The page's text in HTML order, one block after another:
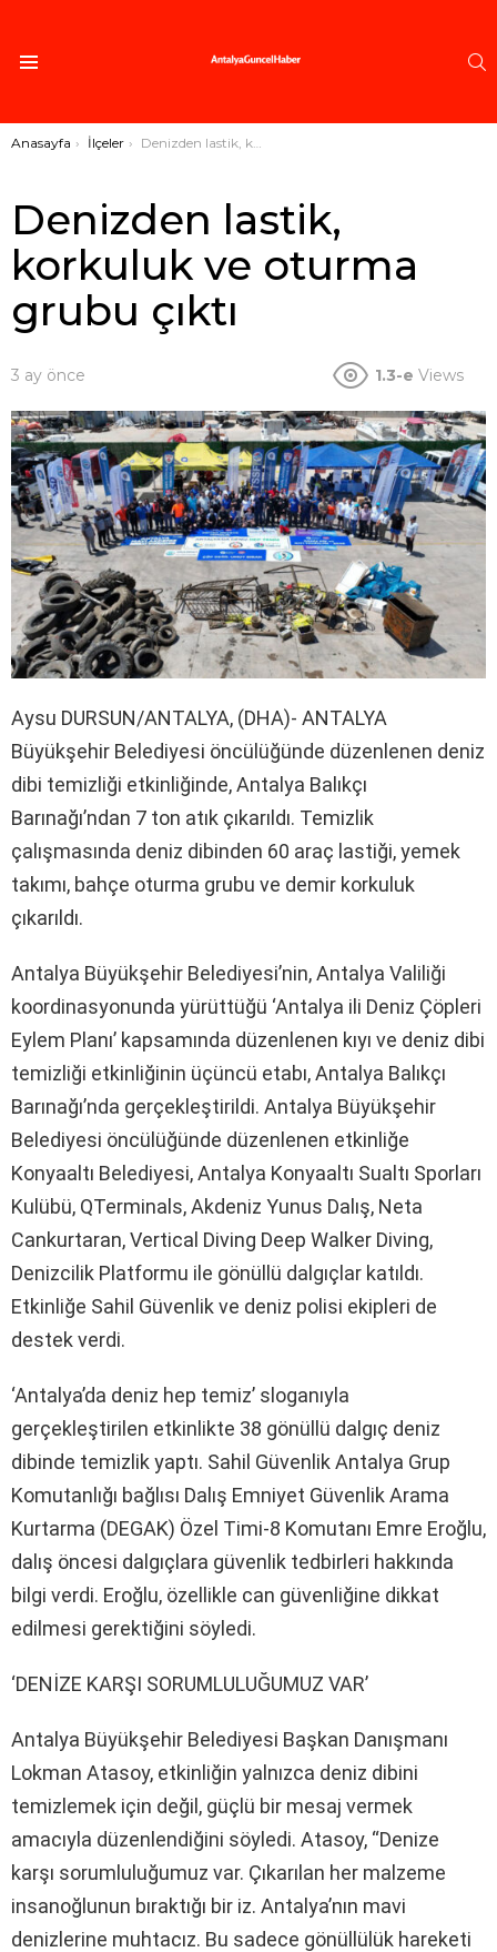
Buradasınız:
Anasayfa İlçeler Denizden lastik, korkuluk ve oturma grubu çıktı
Denizden lastik,
korkuluk ve oturma
grubu çıktı
3 ay önce 1.3-e Views
Aysu DURSUN/ANTALYA, (DHA)- ANTALYA
Büyükşehir Belediyesi öncülüğünde düzenlenen deniz
dibi temizliği etkinliğinde, Antalya Balıkçı
Barınağı’ndan 7 ton atık çıkarıldı. Temizlik
çalışmasında deniz dibinden 60 araç lastiği, yemek
takımı, bahçe oturma grubu ve demir korkuluk
çıkarıldı.
Antalya Büyükşehir Belediyesi’nin, Antalya Valiliği
koordinasyonunda yürüttüğü ‘Antalya ili Deniz Çöpleri
Eylem Planı’ kapsamında düzenlenen kıyı ve deniz dibi
temizliği etkinliğinin üçüncü etabı, Antalya Balıkçı
Barınağı’nda gerçekleştirildi. Antalya Büyükşehir
Belediyesi öncülüğünde düzenlenen etkinliğe
Konyaaltı Belediyesi, Antalya Konyaaltı Sualtı Sporları
Kulübü, QTerminals, Akdeniz Yunus Dalış, Neta
Cankurtaran, Vertical Diving Deep Walker Diving,
Denizcilik Platformu ile gönüllü dalgıçlar katıldı.
Etkinliğe Sahil Güvenlik ve deniz polisi ekipleri de
destek verdi.
‘Antalya’da deniz hep temiz’ sloganıyla
gerçekleştirilen etkinlikte 38 gönüllü dalgıç deniz
dibinde temizlik yaptı. Sahil Güvenlik Antalya Grup
Komutanlığı bağlısı Dalış Emniyet Güvenlik Arama
Kurtarma (DEGAK) Özel Timi-8 Komutanı Emre Eroğlu,
dalış öncesi dalgıçlara güvenlik tedbirleri hakkında
bilgi verdi. Eroğlu, özellikle can güvenliğine dikkat
edilmesi gerektiğini söyledi.
‘DENİZE KARŞI SORUMLULUĞUMUZ VAR’
Antalya Büyükşehir Belediyesi Başkan Danışmanı
Lokman Atasoy, etkinliğin yalnızca deniz dibini
temizlemek için değil, güçlü bir mesaj vermek
amacıyla düzenlendiğini söyledi. Atasoy, “Denize
karşı sorumluluğumuz var. Çıkarılan her malzeme
insanoğlunun bıraktığı bir iz. Antalya’nın mavi
denizlerine muhtacız. Bu sadece gönüllülük hareketi